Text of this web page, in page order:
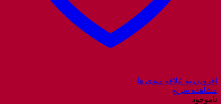
افزودن به علاقه مندی ها
مشاهده سریع
ناموجود